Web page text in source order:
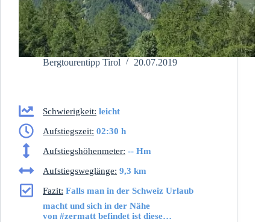
Bergtourentipp Tirol 20.07.2019
Schwierigkeit: leicht
Aufstiegszeit: 02:30 h
Aufstiegshöhenmeter: -- Hm
Aufstiegsweglänge: 9,3 km
Fazit: Falls man in der Schweiz Urlaub
macht und sich in der Nähe
von #zermatt befindet ist diese…